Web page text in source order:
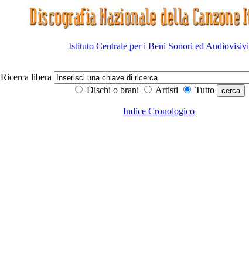
Istituto Centrale per i Beni Sonori ed Audiovisivi
Ricerca libera
Dischi o brani
Artisti Tutto
Indice Cronologico